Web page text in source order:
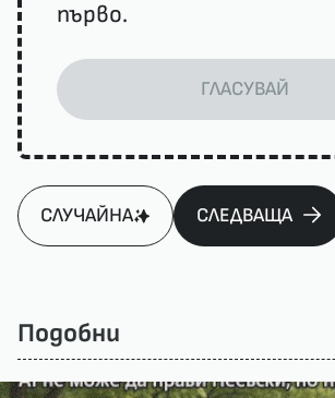
първо.
ГЛАСУВАЙ
СЛУЧАЙНА СЛЕДВАЩА
Подобни